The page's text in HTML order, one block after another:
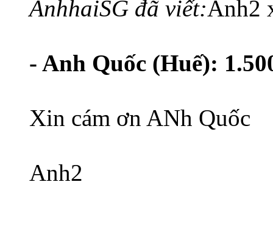
AnhhaiSG đã viết:Anh2
- Anh Quốc (Huế):
Xin cám ơn ANh Quốc
Anh2